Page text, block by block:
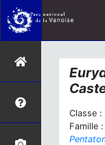
Classe :
Famille :